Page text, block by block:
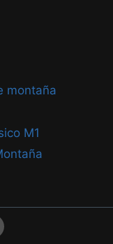
montaña
M1